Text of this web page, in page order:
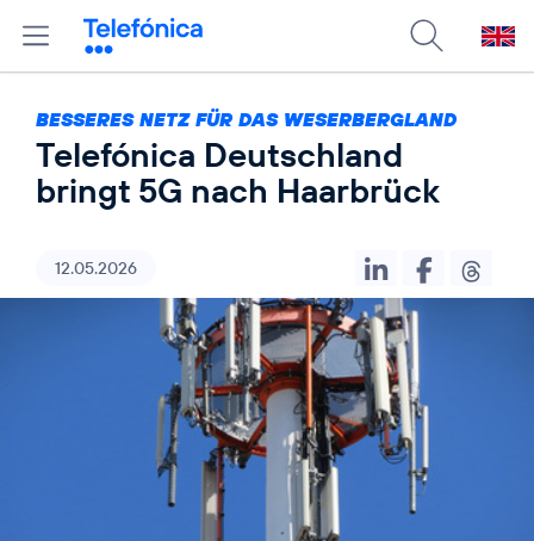
BESSERES NETZ FÜR DAS WESERBERGLAND
Telefónica Deutschland
bringt 5G nach Haarbrück
12.05.2026